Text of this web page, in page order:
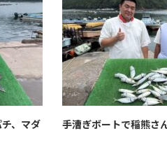
、マダ
手漕ぎボートで稲熊さ